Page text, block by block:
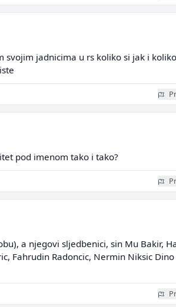
svojim jadnicima u rs koliko si jak i koliko
pod imenom tako i tako?
a njegovi sljedbenici, sin Mu Bakir,
Fahrudin Radoncic, Nermin Niksic Dino